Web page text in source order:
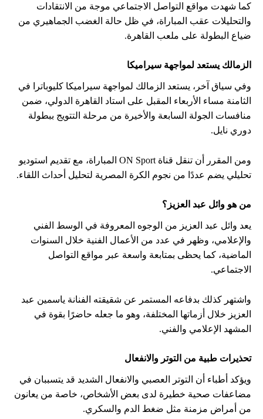
كما شهدت مواقع التواصل الاجتماعي موجة من الانتقادات
والتحليلات عقب المباراة، في ظل حالة الغضب الجماهيري من
ضياع البطولة على ملعب القاهرة.
الزمالك يستعد لمواجهة سيراميكا
وفي سياق آخر، يستعد الزمالك لمواجهة سيراميكا كليوباترا في
الثامنة مساء الأربعاء المقبل على استاد القاهرة الدولي، ضمن
منافسات الجولة السابعة والأخيرة من مرحلة التتويج ببطولة
دوري نايل.
ومن المقرر أن تنقل قناة ON Sport المباراة، مع تقديم استوديو
تحليلي يضم عددًا من نجوم الكرة المصرية لتحليل أحداث اللقاء.
من هو وائل عبد العزيز؟
يعد وائل عبد العزيز من الوجوه المعروفة في الوسط الفني
والإعلامي، وظهر في عدد من الأعمال الفنية خلال السنوات
الماضية، كما يحظى بمتابعة واسعة عبر مواقع التواصل
الاجتماعي.
واشتهر كذلك بدفاعه المستمر عن شقيقته الفنانة ياسمين عبد
العزيز خلال أزماتها المختلفة، وهو ما جعله حاضرًا بقوة في
المشهد الإعلامي والفني.
تحذيرات طبية من التوتر والانفعال
ويؤكد أطباء أن التوتر العصبي والانفعال الشديد قد يتسببان في
مضاعفات صحية خطيرة لدى بعض الأشخاص، خاصة من يعانون
من أمراض مزمنة مثل ضغط الدم والسكري.